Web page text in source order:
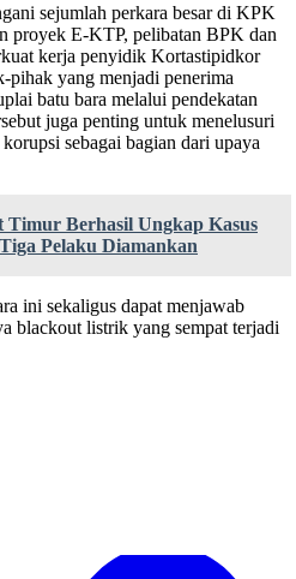
sejumlah perkara besar di KPK
proyek E-KTP, pelibatan BPK dan
kerja penyidik Kortastipidkor
pihak yang menjadi penerima
batu bara melalui pendekatan
juga penting untuk menelusuri
sebagai bagian dari upaya
Timur Berhasil Ungkap Kasus
Pelaku Diamankan
ini sekaligus dapat menjawab
blackout listrik yang sempat terjadi